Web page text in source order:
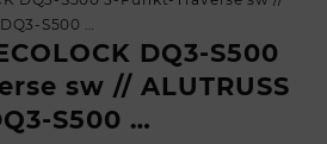
DQ3-S500
sw // ALUTRUSS
S500 …